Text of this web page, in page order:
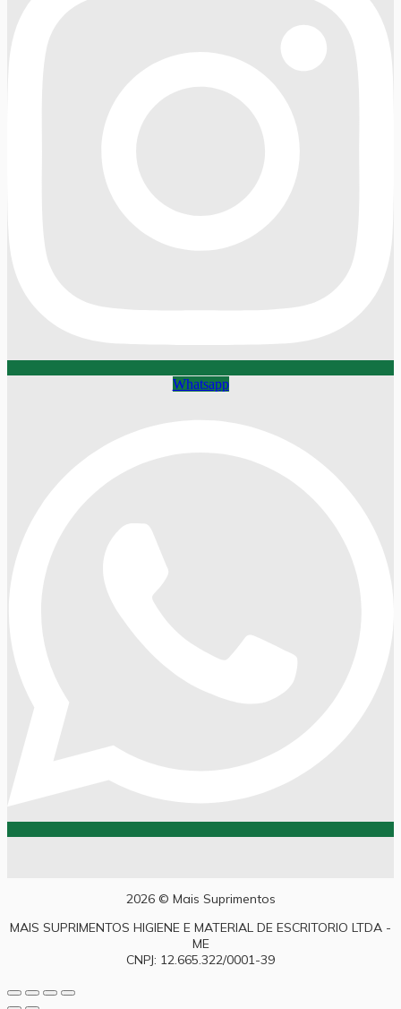
Whatsapp
2026 © Mais Suprimentos
MAIS SUPRIMENTOS HIGIENE E MATERIAL DE ESCRITORIO LTDA -
ME
CNPJ: 12.665.322/0001-39